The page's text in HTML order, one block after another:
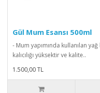
Gül Mum Esansı 500ml
- Mum yapımında kullanılan
kalıcılığı yüksektir ve kalite..
1.500,00 TL